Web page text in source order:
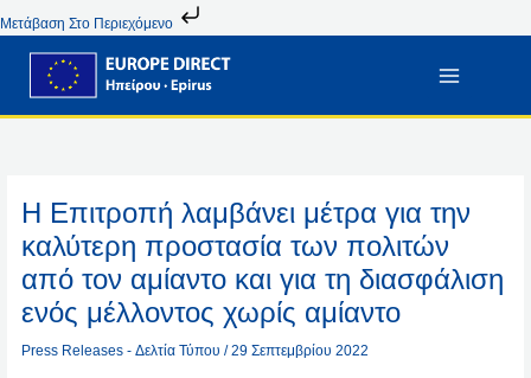
Μετάβαση Στο Περιεχόμενο
Στο
Περιεχόμενο
Η Επιτροπή λαμβάνει μέτρα για την
καλύτερη προστασία των πολιτών
από τον αμίαντο και για τη διασφάλιση
ενός μέλλοντος χωρίς αμίαντο
Press Releases - Δελτία Τύπου /29 Σεπτεμβρίου 2022